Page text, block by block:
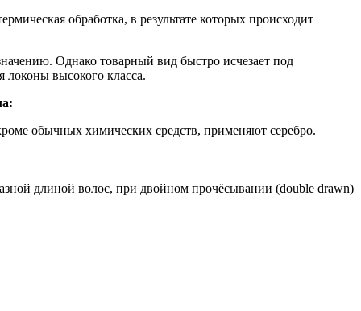
обработка, в результате которых происходит
Однако товарный вид быстро исчезает под
локоны высокого класса.
обычных химических средств, применяют серебро.
длиной волос, при двойном прочёсывании (double drawn)